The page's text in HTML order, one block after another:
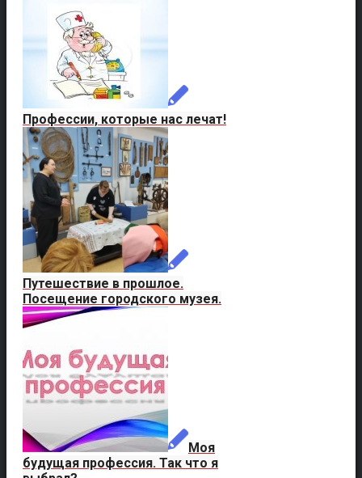
Профессии, которые нас лечат!
Путешествие в прошлое.
Посещение городского музея.
Моя
будущая профессия. Так что я